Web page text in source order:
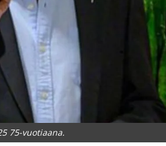
75-vuotiaana.